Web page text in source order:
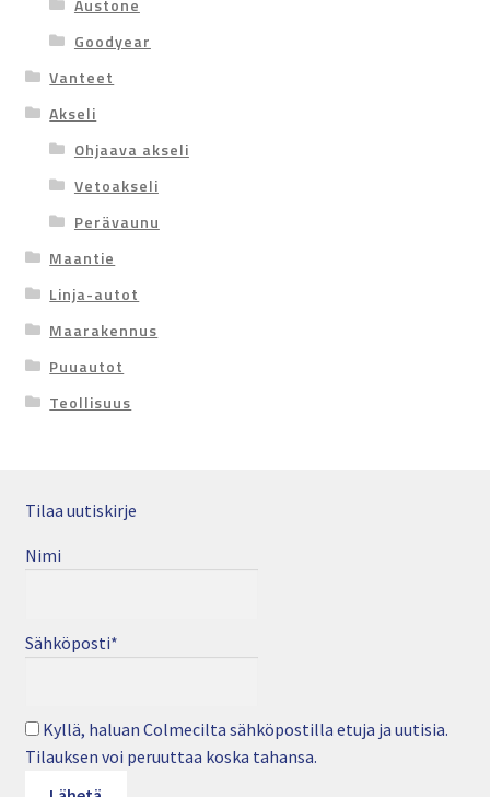
Goodyear
Vanteet
Akseli
Ohjaava akseli
Vetoakseli
Perävaunu
Maantie
Linja-autot
Maarakennus
Puuautot
Teollisuus
Tilaa uutiskirje
Nimi
Sähköposti*
Kyllä, haluan Colmecilta sähköpostilla etuja ja uutisia.
Tilauksen voi peruuttaa koska tahansa.